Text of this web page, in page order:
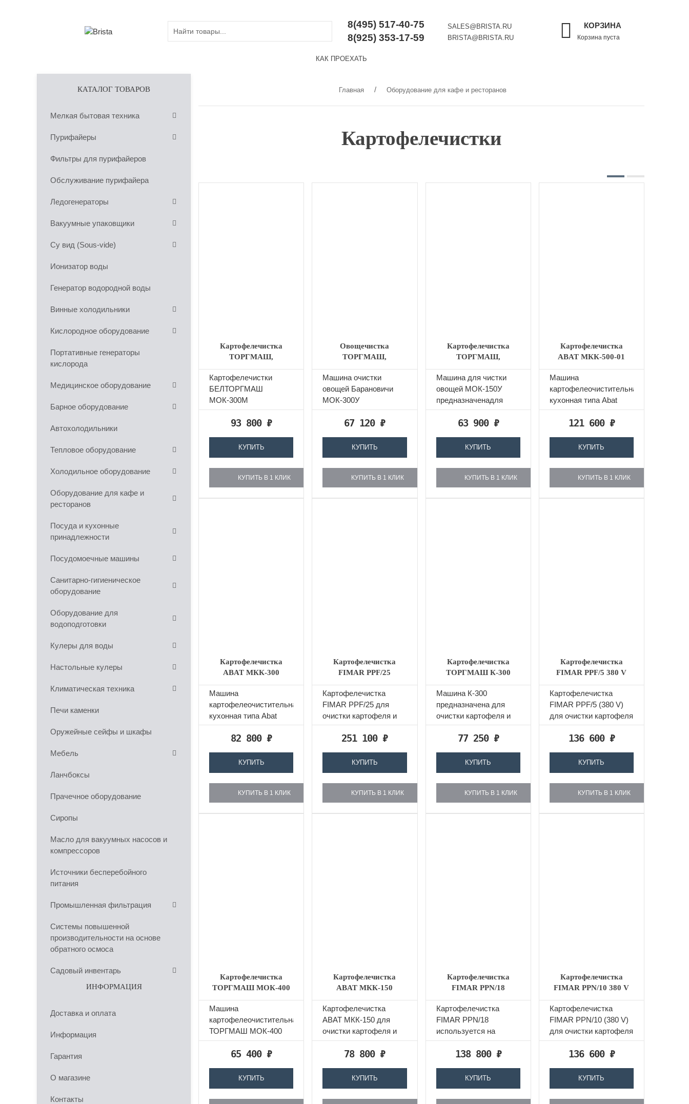
8(495) 517-40-75
8(925) 353-17-59
SALES@BRISTA.RU
BRISTA@BRISTA.RU
КОРЗИНА
Корзина пуста
КАК ПРОЕХАТЬ
КАТАЛОГ ТОВАРОВ
Мелкая бытовая техника
Пурифайеры
Фильтры для пурифайеров
Обслуживание пурифайера
Ледогенераторы
Вакуумные упаковщики
Су вид (Sous-vide)
Ионизатор воды
Генератор водородной воды
Винные холодильники
Кислородное оборудование
Портативные генераторы
кислорода
Медицинское оборудование
Барное оборудование
Автохолодильники
Тепловое оборудование
Холодильное оборудование
Оборудование для кафе и
ресторанов
Посуда и кухонные
принадлежности
Посудомоечные машины
Санитарно-гигиеническое
оборудование
Оборудование для
водоподготовки
Кулеры для воды
Настольные кулеры
Климатическая техника
Печи каменки
Оружейные сейфы и шкафы
Мебель
Ланчбоксы
Прачечное оборудование
Сиропы
Масло для вакуумных насосов и
компрессоров
Источники бесперебойного
питания
Промышленная фильтрация
Системы повышенной
производительности на основе
обратного осмоса
Садовый инвентарь
ИНФОРМАЦИЯ
Доставка и оплата
Информация
Гарантия
О магазине
Контакты
Главная Оборудование для кафе и ресторанов
Картофелечистки
Картофелечистка
ТОРГМАШ,
БАРАНОВИЧИ
МОК-300М 2
Картофелечистки
БЕЛТОРГМАШ
МОК-300М
используется на
предприятиях
и торговли...
93 800 ₽
КУПИТЬ
КУПИТЬ В 1 КЛИК
Овощечистка
ТОРГМАШ,
БАРАНОВИЧИ
МОК-300У
​Машина очистки
овощей Барановичи
МОК-300У
предназначена для
очистки картофеля и
67 120 ₽
КУПИТЬ
КУПИТЬ В 1 КЛИК
Картофелечистка
ТОРГМАШ,
БАРАНОВИЧИ
МОК-150У
Машина для чистки
овощей МОК-150У
предназначенадля
очистки картофеля и
корнеплодов (свекла,...
63 900 ₽
КУПИТЬ
КУПИТЬ В 1 КЛИК
Картофелечистка
ABAT МКК-500-01
Машина
картофелеочистительная
кухонная типа Abat
МКК-500-01
предназначена для
121 600 ₽
КУПИТЬ
КУПИТЬ В 1 КЛИК
Картофелечистка
ABAT МКК-300
​Машина
картофелеочистительная
кухонная типа Abat
МКК-300
предназначена для
82 800 ₽
КУПИТЬ
КУПИТЬ В 1 КЛИК
Картофелечистка
FIMAR PPF/25
Картофелечистка
FIMAR PPF/25 для
очистки картофеля и
моркови.
251 100 ₽
КУПИТЬ
КУПИТЬ В 1 КЛИК
Картофелечистка
ТОРГМАШ К-300
​Машина К-300
предназначена для
очистки картофеля и
других корнеплодов.
Загрузка картофеля...
77 250 ₽
КУПИТЬ
КУПИТЬ В 1 КЛИК
Картофелечистка
FIMAR PPF/5 380 V
Картофелечистка
FIMAR PPF/5 (380 V)
для очистки картофеля
и моркови
136 600 ₽
КУПИТЬ
КУПИТЬ В 1 КЛИК
Картофелечистка
ТОРГМАШ МОК-400
Машина
картофелеочистительная
ТОРГМАШ МОК-400
предназначена для
очистки картофеля и
65 400 ₽
КУПИТЬ
Картофелечистка
ABAT МКК-150
Картофелечистка
ABAT МКК-150 для
очистки картофеля и
корнеплодов,
производительностью
78 800 ₽
КУПИТЬ
Картофелечистка
FIMAR PPN/18
Картофелечистка
FIMAR PPN/18
используется на
предприятиях
общественного питания
138 800 ₽
КУПИТЬ
Картофелечистка
FIMAR PPN/10 380 V
Картофелечистка
FIMAR PPN/10 (380 V)
для очистки картофеля
и моркови.
136 600 ₽
КУПИТЬ